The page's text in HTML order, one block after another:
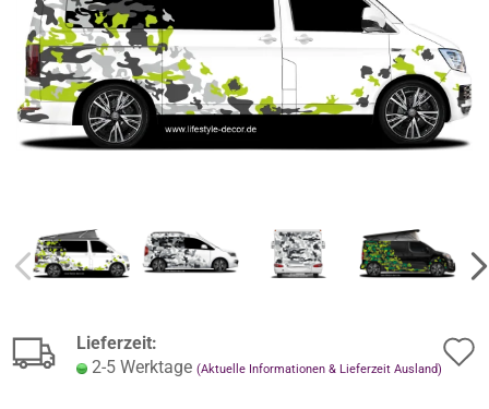
Lieferzeit:
2-5 Werktage (Aktuelle Informationen & Lieferzeit Ausland)